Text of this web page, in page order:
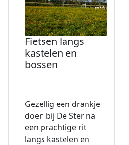
Fietsen langs
kastelen en
bossen
Gezellig een drankje
doen bij De Ster na
een prachtige rit
langs kastelen en